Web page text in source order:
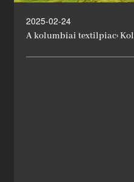
2025-02-24
A kolumbiai textilpiac: